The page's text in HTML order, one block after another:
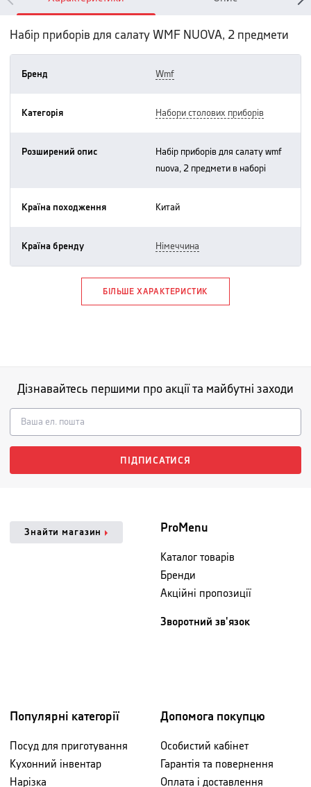
Набір приборів для салату WMF NUOVA, 2 предмети
Бренд wmf
Категорія набори столових приборів
Розширений опис
набір приборів для салату wmf
nuova, 2 предмети в наборі
Країна походження китай
Країна бренду німеччина
БІЛЬШЕ ХАРАКТЕРИСТИК
Дізнавайтесь першими про акції та майбутні заходи
ПІДПИСАТИСЯ
Знайти магазин ProMenu
Каталог товарів
Бренди
Акційні пропозиції
Зворотний зв'язок
Популярні категорії
Посуд для приготування
Кухонний інвентар
Нарізка
Допомога покупцю
Особистий кабінет
Гарантія та повернення
Оплата і доставлення